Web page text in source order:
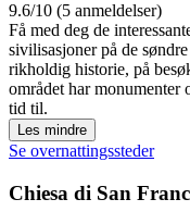
9.6/10 (5 anmeldelser)
Få med deg de
sivilisasjoner på de
rikholdig historie, på
området har monumenter
tid til.
Les mindre
Se overnattingssteder
Chiesa di San